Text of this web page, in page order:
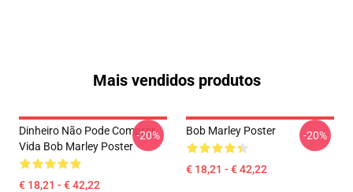
Mais vendidos produtos
Dinheiro Não Pode Comprar
Vida Bob Marley Poster
€ 18,21 - € 42,22
-20% Bob Marley Poster
€ 18,21 - € 42,22
-20%